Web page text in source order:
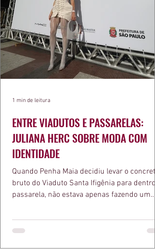
ENTRE VIADUTOS E PASSARELAS:
JULIANA HERC SOBRE MODA COM
IDENTIDADE
Quando Penha Maia decidiu levar o concreto
bruto do Viaduto Santa Ifigênia para dentro
passarela, não estava apenas fazendo um
a apresentadora e influenciadora Juliana
defende há tempos, o de que moda
1 min de leitura